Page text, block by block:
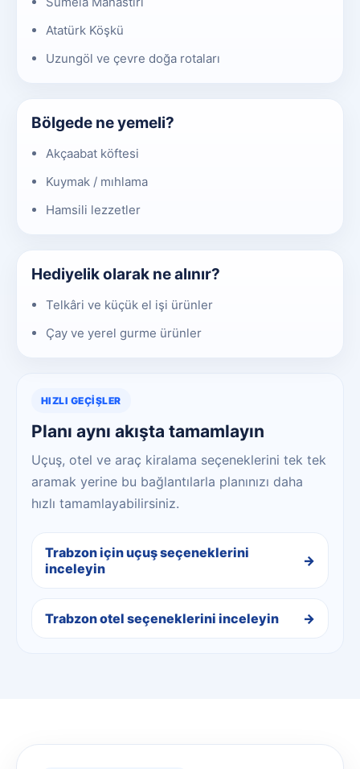
Atatürk Köşkü
Uzungöl ve çevre doğa rotaları
Bölgede ne yemeli?
Akçaabat köftesi
Kuymak / mıhlama
Hamsili lezzetler
Hediyelik olarak ne alınır?
Telkâri ve küçük el işi ürünler
Çay ve yerel gurme ürünler
HIZLI GEÇIŞLER
Planı aynı akışta tamamlayın
Uçuş, otel ve araç kiralama seçeneklerini tek tek
aramak yerine bu bağlantılarla planınızı daha
hızlı tamamlayabilirsiniz.
Trabzon için uçuş seçeneklerini
inceleyin
Trabzon otel seçeneklerini inceleyin